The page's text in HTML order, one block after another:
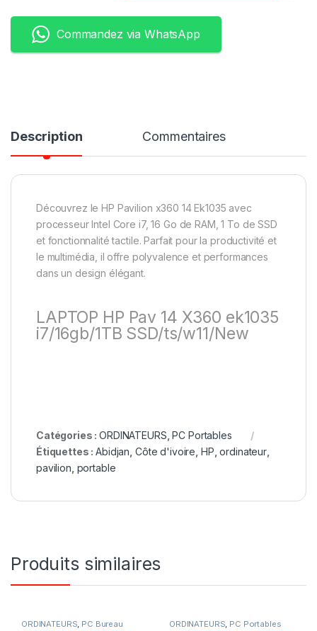
Commandez via WhatsApp
Description Commentaires
Découvrez le HP Pavilion x360 14 Ek1035 avec
processeur Intel Core i7, 16 Go de RAM, 1 To de SSD
et fonctionnalité tactile. Parfait pour la productivité et
le multimédia, il offre polyvalence et performances
dans un design élégant.
LAPTOP HP Pav 14 X360 ek1035
i7/16gb/1TB SSD/ts/w11/New
Catégories :ORDINATEURS ,PC Portables
Étiquettes :Abidjan Côte d'ivoire HP ,ordinateur,
pavilion portable
Produits similaires
ORDINATEURS, PC Bureau ORDINATEURS, PC Portables